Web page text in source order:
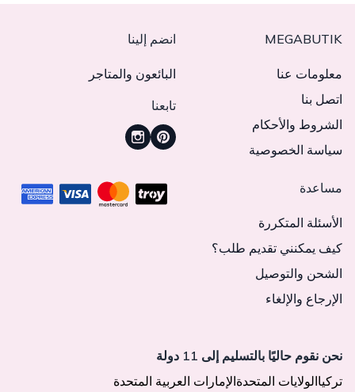
MEGABUTIK
معلومات عنا
اتصل بنا
الشروط والأحكام
سياسة الخصوصية
انضم إلينا
البائعون والمتاجر
تابعنا
مساعدة
الأسئلة المتكررة
كيف يمكنني تقديم طلب؟
الشحن والتوصيل
الإرجاع والإلغاء
نحن نقوم حاليًا بالتسليم إلى 11 دولة
تركياالولايات المتحدةالإمارات العربية المتحدة